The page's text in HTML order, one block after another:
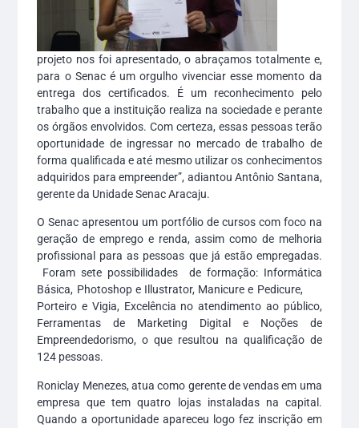
projeto nos foi apresentado, o abraçamos totalmente e,
para o Senac é um orgulho vivenciar esse momento da
entrega dos certificados. É um reconhecimento pelo
trabalho que a instituição realiza na sociedade e perante
os órgãos envolvidos. Com certeza, essas pessoas terão
oportunidade de ingressar no mercado de trabalho de
forma qualificada e até mesmo utilizar os conhecimentos
adquiridos para empreender”, adiantou Antônio Santana,
gerente da Unidade Senac Aracaju.
O Senac apresentou um portfólio de cursos com foco na
geração de emprego e renda, assim como de melhoria
profissional para as pessoas que já estão empregadas.
Foram sete possibilidades de formação: Informática
Básica, Photoshop e Illustrator, Manicure e Pedicure,
Porteiro e Vigia, Excelência no atendimento ao público,
Ferramentas de Marketing Digital e Noções de
Empreendedorismo, o que resultou na qualificação de
124 pessoas.
Roniclay Menezes, atua como gerente de vendas em uma
empresa que tem quatro lojas instaladas na capital.
Quando a oportunidade apareceu logo fez inscrição em